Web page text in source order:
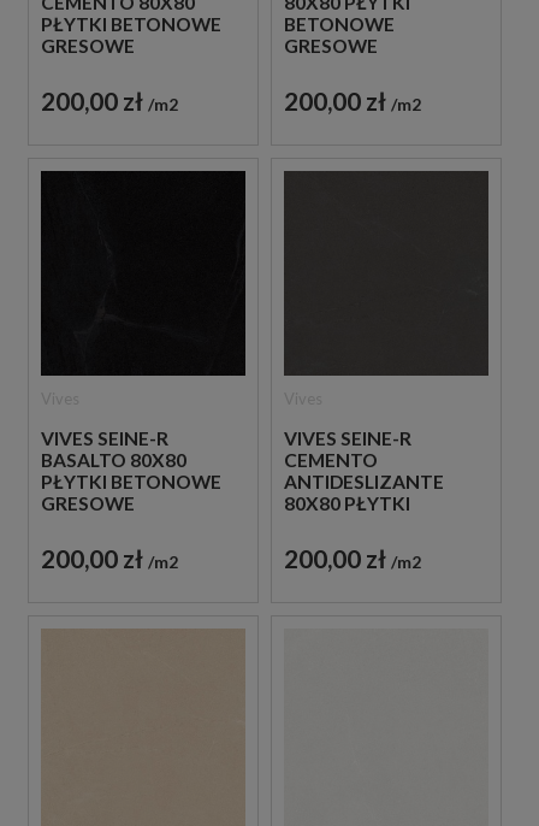
PŁYTKI BETONOWE
GRESOWE
200,00 zł m2
BETONOWE
GRESOWE
200,00 zł m2
VIVES SEINE-R
BASALTO 80X80
PŁYTKI BETONOWE
GRESOWE
200,00 zł m2
VIVES SEINE-R
CEMENTO
ANTIDESLIZANTE
80X80 PŁYTKI
GRESOWE
200,00 zł m2